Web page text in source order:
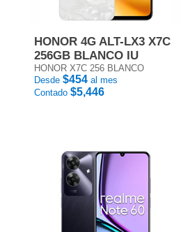
HONOR 4G ALT-LX3 X7C
256GB BLANCO IU
HONOR X7C 256 BLANCO
Desde $454 al mes
Contado $5,446